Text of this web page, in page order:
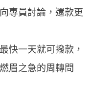
專員討論，還款更
快一天就可撥款，
眉之急的周轉問